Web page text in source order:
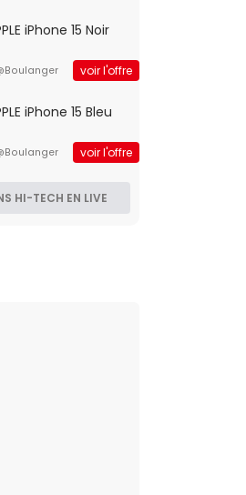
iPhone 15 Noir
voir l'offre
iPhone 15 Bleu
voir l'offre
HI-TECH EN LIVE